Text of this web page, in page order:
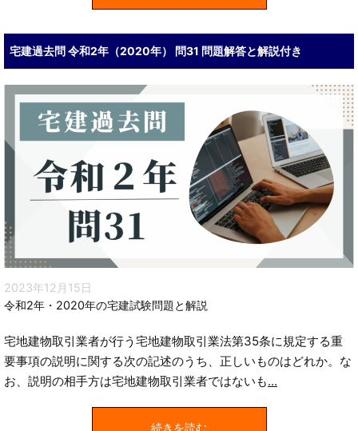
宅建過去問 令和2年（2020年） 問31 問題解答と解説付き
2023年12月15日
令和2年・2020年の宅建試験問題と解説
宅地建物取引業者が行う宅地建物取引業法第35条に規定する重
要事項の説明に関する次の記述のうち、正しいものはどれか。な
お、説明の相手方は宅地建物取引業者ではないも...
続きを読む